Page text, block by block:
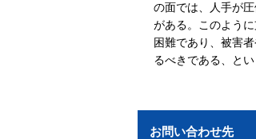
の面では、人手が
がある。このよう
困難であり、被害
るべきである、と
お問い合わせ先